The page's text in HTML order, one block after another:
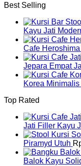
Best Selling
Kayu Jati
Cafe
Jepara Empat
Korea
Top Rated
Jati Filler Kayu
Piramyd Utuh
Balok Kayu